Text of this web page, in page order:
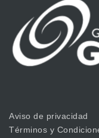
Aviso de privacidad
Términos y